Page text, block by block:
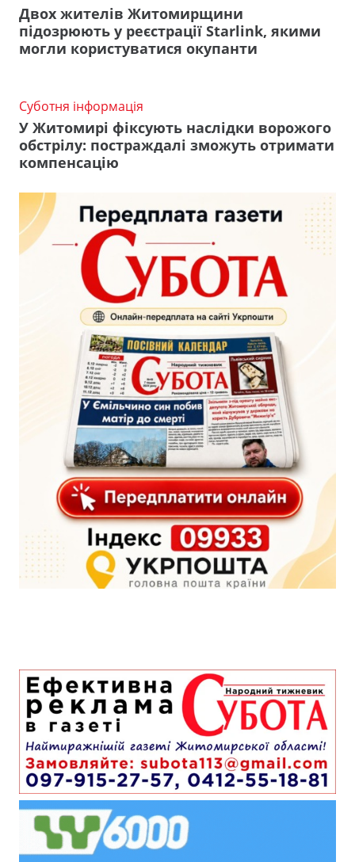
Двох жителів Житомирщини
підозрюють у реєстрації Starlink, якими
могли користуватися окупанти
Суботня інформація
У Житомирі фіксують наслідки ворожого
обстрілу: постраждалі зможуть отримати
компенсацію